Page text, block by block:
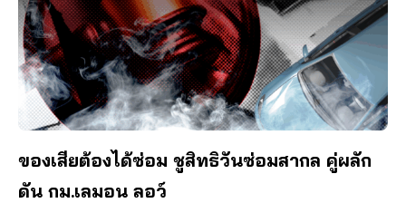
ของเสียต้องได้ซ่อม ชูสิทธิวันซ่อมสากล คู่ผลัก
ดัน กม.เลมอน ลอว์